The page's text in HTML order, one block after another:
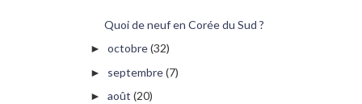
Quoi de neuf en Corée du Sud ?
► octobre(32)
► septembre(7)
► août (20)